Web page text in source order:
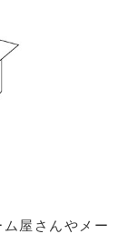
屋さんやメー